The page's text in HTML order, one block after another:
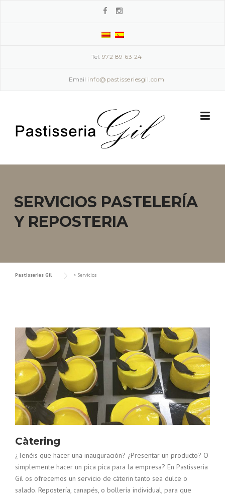
Tel. 972 89 63 24
Email info@pastisseriesgil.com
SERVICIOS PASTELERÍA
Y REPOSTERIA
Pastisseries Gil > Servicios
Càtering
¿Tenéis que hacer una inauguración? ¿Presentar un producto? O
simplemente hacer un pica pica para la empresa? En Pastisseria
Gil os ofrecemos un servicio de cáterin tanto sea dulce o
salado. Repostería, canapés, o bollería individual, para que